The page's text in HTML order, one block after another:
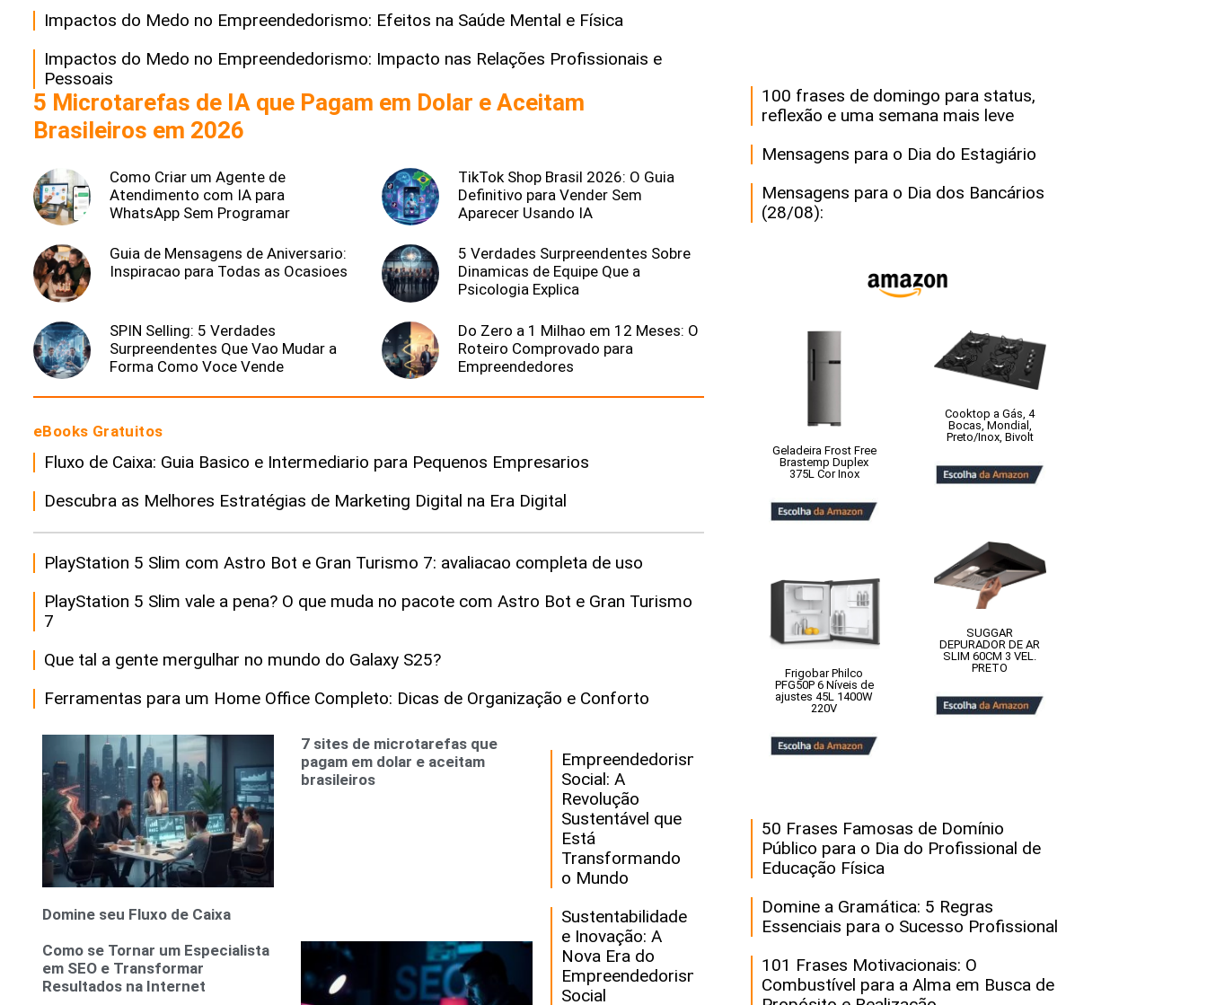
Impactos do Medo no Empreendedorismo: Efeitos na Saúde Mental e Física
Impactos do Medo no Empreendedorismo: Impacto nas Relações Profissionais e
Pessoais
5 Microtarefas de IA que Pagam em Dolar e Aceitam
Brasileiros em 2026
Como Criar um Agente de
Atendimento com IA para
WhatsApp Sem Programar
TikTok Shop Brasil 2026: O Guia
Definitivo para Vender Sem
Aparecer Usando IA
Guia de Mensagens de Aniversario:
Inspiracao para Todas as Ocasioes
5 Verdades Surpreendentes Sobre
Dinamicas de Equipe Que a
Psicologia Explica
SPIN Selling: 5 Verdades
Surpreendentes Que Vao Mudar a
Forma Como Voce Vende
Do Zero a 1 Milhao em 12 Meses: O
Roteiro Comprovado para
Empreendedores
eBooks Gratuitos
Fluxo de Caixa: Guia Basico e Intermediario para Pequenos Empresarios
Descubra as Melhores Estratégias de Marketing Digital na Era Digital
PlayStation 5 Slim com Astro Bot e Gran Turismo 7: avaliacao completa de uso
PlayStation 5 Slim vale a pena? O que muda no pacote com Astro Bot e Gran Turismo
7
Que tal a gente mergulhar no mundo do Galaxy S25?
Ferramentas para um Home Office Completo: Dicas de Organização e Conforto
Domine seu Fluxo de Caixa
7 sites de microtarefas que
pagam em dolar e aceitam
brasileiros
Como se Tornar um Especialista
em SEO e Transformar
Resultados na Internet
Empreendedorismo
Social: A
Revolução
Sustentável que
Está
Transformando
o Mundo
Sustentabilidade
e Inovação: A
Nova Era do
Empreendedorismo
Social
100 frases de domingo para status,
reflexão e uma semana mais leve
Mensagens para o Dia do Estagiário
Mensagens para o Dia dos Bancários
(28/08):
Geladeira Frost Free
Brastemp Duplex
375L Cor Inox
Cooktop a Gás, 4
Bocas, Mondial,
Preto/Inox, Bivolt
SUGGAR
DEPURADOR DE AR
SLIM 60CM 3 VEL.
PRETO
Frigobar Philco
PFG50P 6 Níveis de
ajustes 45L 1400W
220V
50 Frases Famosas de Domínio
Público para o Dia do Profissional de
Educação Física
Domine a Gramática: 5 Regras
Essenciais para o Sucesso Profissional
101 Frases Motivacionais: O
Combustível para a Alma em Busca de